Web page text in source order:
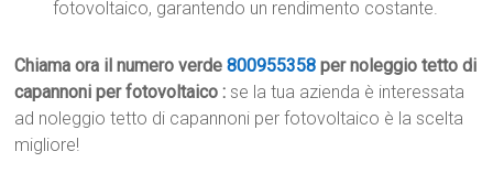
fotovoltaico, garantendo un rendimento costante.
Chiama ora il numero verde800955358 per noleggio tetto di
capannoni per fotovoltaico : se la tua azienda è interessata
ad noleggio tetto di capannoni per fotovoltaico è la scelta
migliore!